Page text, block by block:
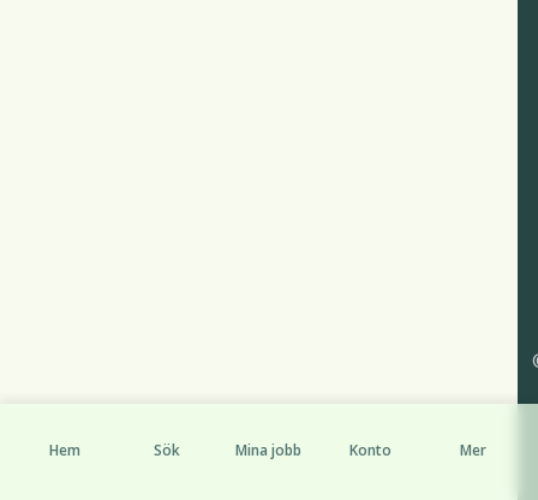
Hem Sök Mina jobb Konto Mer